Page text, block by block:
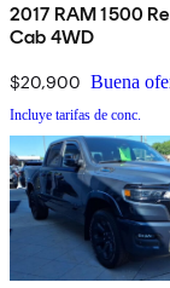
2017 RAM 1500
Cab 4WD
$20,900 Buena
Incluye tarifas de conc.